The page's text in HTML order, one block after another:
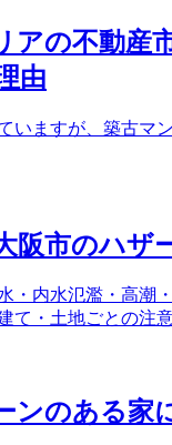
アの不動
由
いますが、築古マ
阪市のハザ
・内水氾濫・高潮
て・土地ごとの注
ンのある